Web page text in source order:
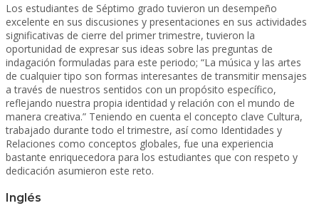
Los estudiantes de Séptimo grado tuvieron un desempeño
excelente en sus discusiones y presentaciones en sus actividades
significativas de cierre del primer trimestre, tuvieron la
oportunidad de expresar sus ideas sobre las preguntas de
indagación formuladas para este periodo; “La música y las artes
de cualquier tipo son formas interesantes de transmitir mensajes
a través de nuestros sentidos con un propósito específico,
reflejando nuestra propia identidad y relación con el mundo de
manera creativa.” Teniendo en cuenta el concepto clave Cultura,
trabajado durante todo el trimestre, así como Identidades y
Relaciones como conceptos globales, fue una experiencia
bastante enriquecedora para los estudiantes que con respeto y
dedicación asumieron este reto.
Inglés